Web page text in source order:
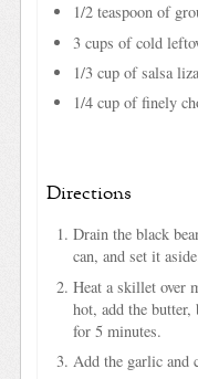
1/2 teaspoon of
3 cups of cold
1/3 cup of salsa
1/4 cup of finely
Directions
Drain the black
can, and set it
Heat a skillet over
hot, add the butter,
for 5 minutes.
Add the garlic and